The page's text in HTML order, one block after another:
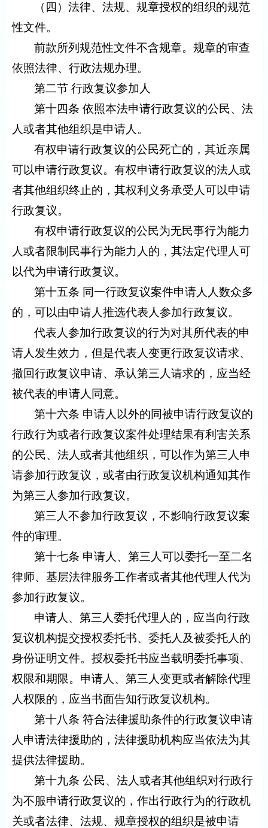
（四）法律、法规、规章授权的组织的规范
性文件。
前款所列规范性文件不含规章。规章的审查
依照法律、行政法规办理。
第二节 行政复议参加人
第十四条 依照本法申请行政复议的公民、法
人或者其他组织是申请人。
有权申请行政复议的公民死亡的，其近亲属
可以申请行政复议。有权申请行政复议的法人或
者其他组织终止的，其权利义务承受人可以申请
行政复议。
有权申请行政复议的公民为无民事行为能力
人或者限制民事行为能力人的，其法定代理人可
以代为申请行政复议。
第十五条 同一行政复议案件申请人人数众多
的，可以由申请人推选代表人参加行政复议。
代表人参加行政复议的行为对其所代表的申
请人发生效力，但是代表人变更行政复议请求、
撤回行政复议申请、承认第三人请求的，应当经
被代表的申请人同意。
第十六条 申请人以外的同被申请行政复议的
行政行为或者行政复议案件处理结果有利害关系
的公民、法人或者其他组织，可以作为第三人申
请参加行政复议，或者由行政复议机构通知其作
为第三人参加行政复议。
第三人不参加行政复议，不影响行政复议案
件的审理。
第十七条 申请人、第三人可以委托一至二名
律师、基层法律服务工作者或者其他代理人代为
参加行政复议。
申请人、第三人委托代理人的，应当向行政
复议机构提交授权委托书、委托人及被委托人的
身份证明文件。授权委托书应当载明委托事项、
权限和期限。申请人、第三人变更或者解除代理
人权限的，应当书面告知行政复议机构。
第十八条 符合法律援助条件的行政复议申请
人申请法律援助的，法律援助机构应当依法为其
提供法律援助。
第十九条 公民、法人或者其他组织对行政行
为不服申请行政复议的，作出行政行为的行政机
关或者法律、法规、规章授权的组织是被申请